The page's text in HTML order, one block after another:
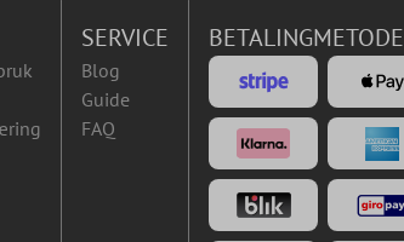
SERVICE
Blog
Guide
FAQ
BETALINGMETODE